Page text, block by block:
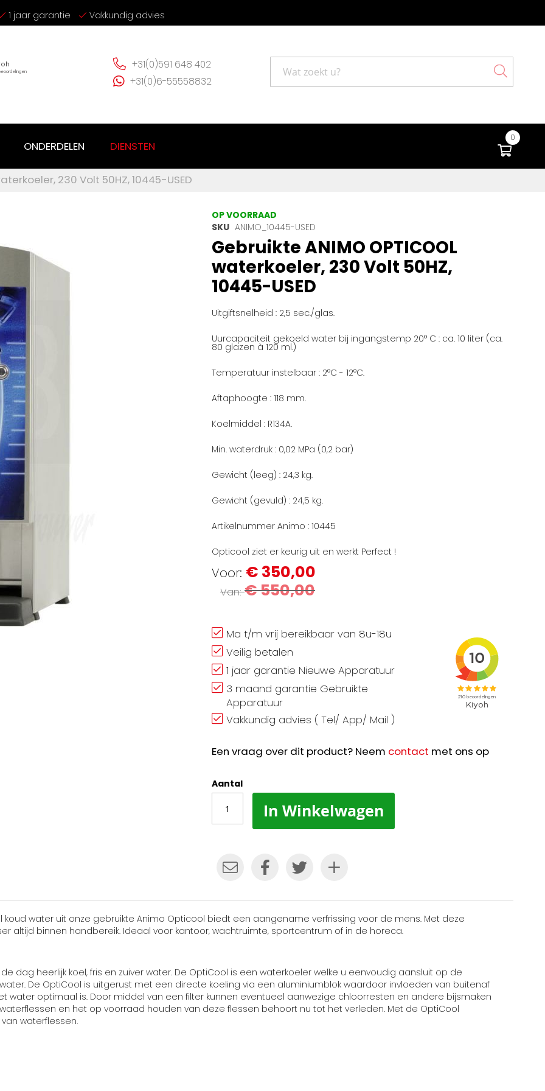
1 jaar garantie Vakkundig advies
+31(0)591 648 402
+31(0)6-55558832
Search
0
ONDERDELEN DIENSTEN
230 Volt 50HZ, 10445-USED
OP VOORRAAD
SKU ANIMO_10445-USED
Gebruikte ANIMO OPTICOOL
waterkoeler, 230 Volt 50HZ,
10445-USED
Uitgiftsnelheid : 2,5 sec./glas.
Uurcapaciteit gekoeld water bij ingangstemp 20° C : ca. 10 liter (ca.
80 glazen à 120 ml.)
Temperatuur instelbaar : 2°C - 12°C.
Aftaphoogte : 118 mm.
Koelmiddel : R134A.
Min. waterdruk : 0,02 MPa (0,2 bar)
Gewicht (leeg) : 24,3 kg.
Gewicht (gevuld) : 24,5 kg.
Artikelnummer Animo : 10445
Opticool ziet er keurig uit en werkt Perfect !
Voor € 350,00
Van € 550,00
Ma t/m vrij bereikbaar van 8u-18u
Veilig betalen
1 jaar garantie Nieuwe Apparatuur
3 maand garantie Gebruikte
Apparatuur
Vakkundig advies ( Tel/ App/ Mail )
Een vraag over dit product? Neem contact met ons op
Aantal
In Winkelwagen
koud water uit onze gebruikte Animo Opticool biedt een aangename verfrissing voor de mens. Met deze
altijd binnen handbereik. Ideaal voor kantoor, wachtruimte, sportcentrum of in de horeca.
dag heerlijk koel, fris en zuiver water. De OptiCool is een waterkoeler welke u eenvoudig aansluit op de
De OptiCool is uitgerust met een directe koeling via een aluminiumblok waardoor invloeden van buitenaf
water optimaal is. Door middel van een filter kunnen eventueel aanwezige chloorresten en andere bijsmaken
en het op voorraad houden van deze flessen behoort nu tot het verleden. Met de OptiCool
waterflessen.